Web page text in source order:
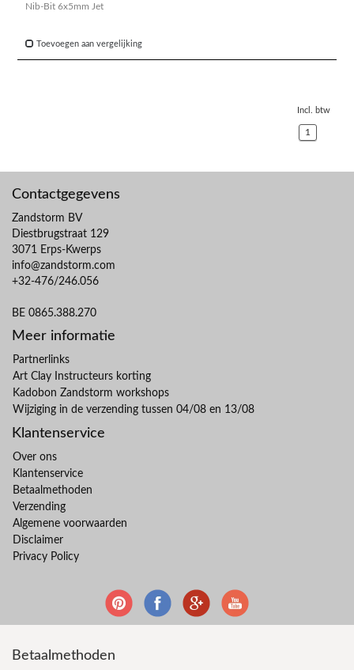
Nib-Bit 6x5mm Jet
Toevoegen aan vergelijking
Incl. btw
1
Contactgegevens
Zandstorm BV
Diestbrugstraat 129
3071 Erps-Kwerps
info@zandstorm.com
+32-476/246.056
BE 0865.388.270
Meer informatie
Partnerlinks
Art Clay Instructeurs korting
Kadobon Zandstorm workshops
Wijziging in de verzending tussen 04/08 en 13/08
Klantenservice
Over ons
Klantenservice
Betaalmethoden
Verzending
Algemene voorwaarden
Disclaimer
Privacy Policy
Betaalmethoden